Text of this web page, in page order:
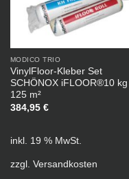
MODICO TRIO
VinylFloor-Kleber Set
SCHÖNOX iFLOOR®10
125 m²
384,95 €
inkl. 19 % MwSt.
zzgl. Versandkosten